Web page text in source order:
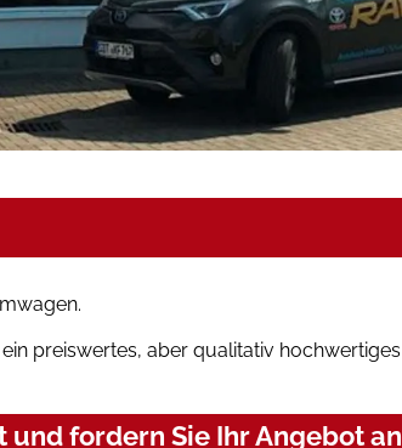
preiswertes, aber qualitativ hochwertiges
fordern Sie Ihr Angebot an